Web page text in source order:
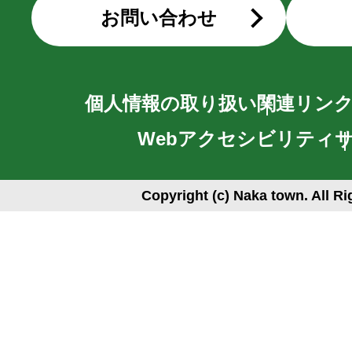
お問い合わせ
個人情報の取り扱い関連リン
Webアクセシビリティ
Copyright (c) Naka town. All